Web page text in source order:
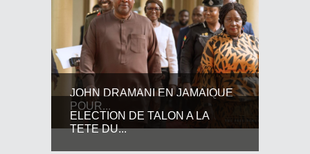
JOHN DRAMANI EN JAMAIQUE
POUR...
ELECTION DE TALON A LA
TETE DU...